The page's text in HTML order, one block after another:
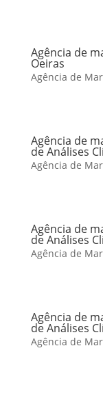
Agência de
Oeiras
Agência de
Agência de
de Análises
Agência de
Agência de
de Análises
Agência de
Agência de
de Análises
Agência de